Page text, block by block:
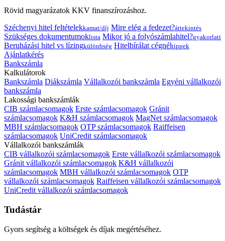
Rövid magyarázatok KKV finanszírozáshoz.
Széchenyi hitel feltételekkamat/díj Mire elég a fedezet?áttekintés
Szükséges dokumentumoklista Mikor jó a folyószámlahitel?gyakorlati
Beruházási hitel vs lízingkülönbség Hitelbírálat cégnéltippek
Ajánlatkérés
Bankszámla
Kalkulátorok
Bankszámla Diákszámla Vállalkozói bankszámla Egyéni vállalkozói
bankszámla
Lakossági bankszámlák
CIB számlacsomagok Erste számlacsomagok Gránit
számlacsomagok K&H számlacsomagok MagNet számlacsomagok
MBH számlacsomagok OTP számlacsomagok Raiffeisen
számlacsomagok UniCredit számlacsomagok
Vállalkozói bankszámlák
CIB vállalkozói számlacsomagok Erste vállalkozói számlacsomagok
Gránit vállalkozói számlacsomagok K&H vállalkozói
számlacsomagok MBH vállalkozói számlacsomagok OTP
vállalkozói számlacsomagok Raiffeisen vállalkozói számlacsomagok
UniCredit vállalkozói számlacsomagok
Tudástár
Gyors segítség a költségek és díjak megértéséhez.